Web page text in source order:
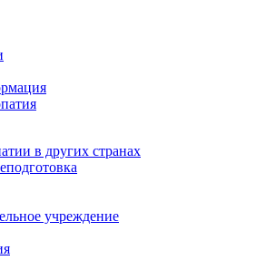
в других странах
учреждение